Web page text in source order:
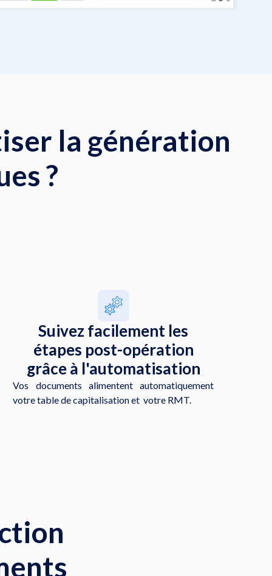
la génération
?
Suivez facilement les
étapes post-opération
grâce à l'automatisation
Vos documents alimentent automatiquement
votre table de capitalisation et votre RMT.